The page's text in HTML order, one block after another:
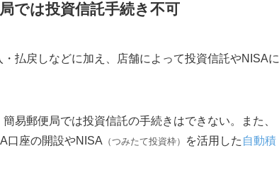
では投資信託手続き不可
払戻しなどに加え、店舗によって投資信託やNISAに
易郵便局では投資信託の手続きはできない。また、
口座の開設やNISA （つみたて投資枠） を活用した 自動積